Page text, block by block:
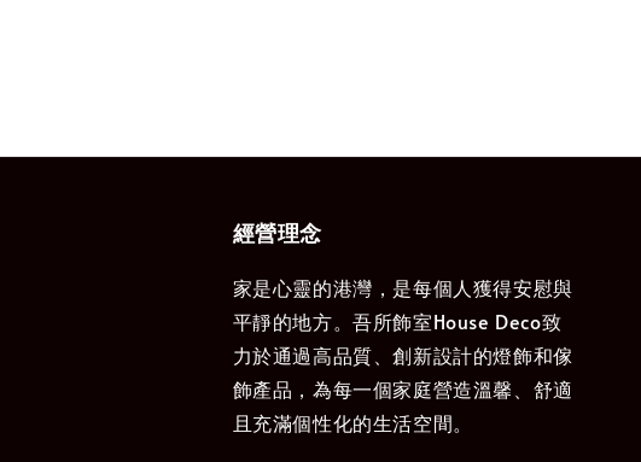
經營理念
家是心靈的港灣，是每個人獲得安慰與
平靜的地方。吾所飾室House Deco致
力於通過高品質、創新設計的燈飾和傢
飾產品，為每一個家庭營造溫馨、舒適
且充滿個性化的生活空間。